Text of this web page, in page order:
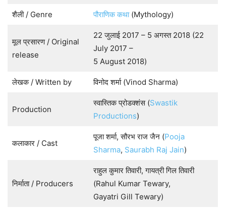
शैली / Genre पौराणिक कथा(Mythology)
मूल प्रसारण / Original
release
22 जुलाई 2017 – 5 अगस्त 2018 (22
July 2017 –
5 August 2018)
लेखक / Written by विनोद शर्मा (Vinod Sharma)
Production
स्वास्तिक प्रोडक्शंस (Swastik
Productions)
कलाकार / Cast
पूजा शर्मा, सौरभ राज जैन (Pooja
Sharma, Saurabh Raj Jain)
निर्माता / Producers
राहुल कुमार तिवारी, गायत्री गिल तिवारी
(Rahul Kumar Tewary,
Gayatri Gill Tewary)